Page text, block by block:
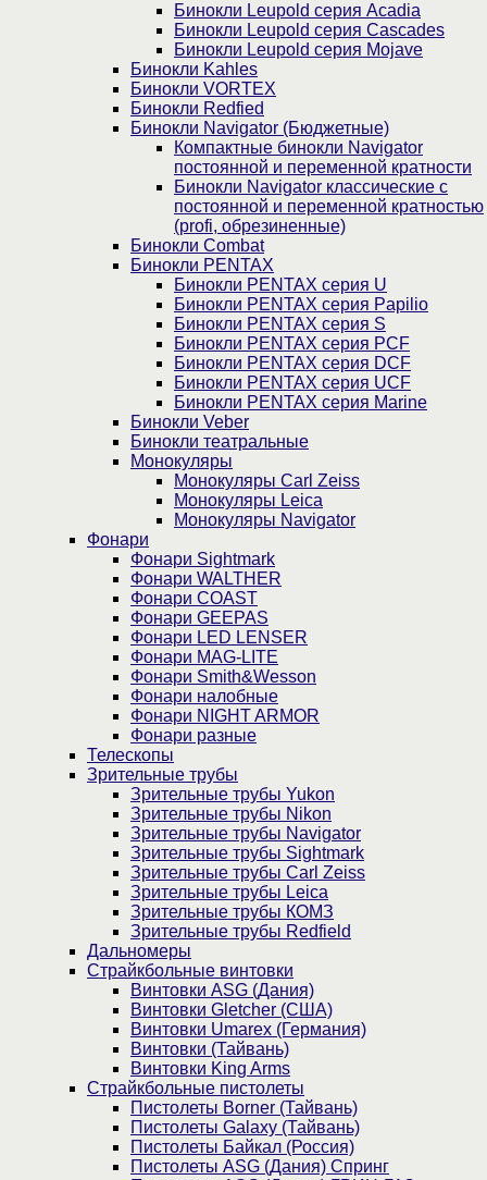
Бинокли Leupold серия Acadia
Бинокли Leupold серия Cascades
Бинокли Leupold серия Mojave
Бинокли Kahles
Бинокли VORTEX
Бинокли Redfied
Бинокли Navigator (Бюджетные)
Компактные бинокли Navigator
постоянной и переменной кратности
Бинокли Navigator классические с
постоянной и переменной кратностью
(profi, обрезиненные)
Бинокли Combat
Бинокли PENTAX
Бинокли PENTAX серия U
Бинокли PENTAX серия Papilio
Бинокли PENTAX серия S
Бинокли PENTAX серия PCF
Бинокли PENTAX серия DCF
Бинокли PENTAX серия UCF
Бинокли PENTAX серия Marine
Бинокли Veber
Бинокли театральные
Монокуляры
Монокуляры Carl Zeiss
Монокуляры Leica
Монокуляры Navigator
Фонари
Фонари Sightmark
Фонари WALTHER
Фонари COAST
Фонари GEEPAS
Фонари LED LENSER
Фонари MAG-LITE
Фонари Smith&Wesson
Фонари налобные
Фонари NIGHT ARMOR
Фонари разные
Телескопы
Зрительные трубы
Зрительные трубы Yukon
Зрительные трубы Nikon
Зрительные трубы Navigator
Зрительные трубы Sightmark
Зрительные трубы Carl Zeiss
Зрительные трубы Leica
Зрительные трубы КОМЗ
Зрительные трубы Redfield
Дальномеры
Страйкбольные винтовки
Винтовки ASG (Дания)
Винтовки Gletcher (США)
Винтовки Umarex (Германия)
Винтовки (Тайвань)
Винтовки King Arms
Страйкбольные пистолеты
Пистолеты Borner (Тайвань)
Пистолеты Galaxy (Тайвань)
Пистолеты Байкал (Россия)
Пистолеты ASG (Дания) Спринг